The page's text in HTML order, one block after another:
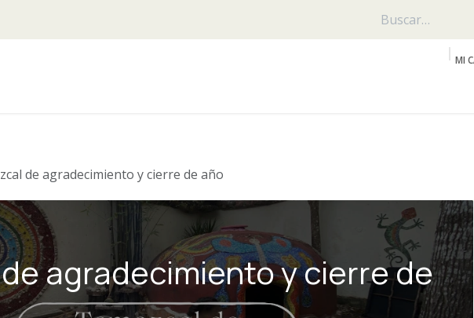
MI
de agradecimiento y cierre de año
agradecimiento y cierre de